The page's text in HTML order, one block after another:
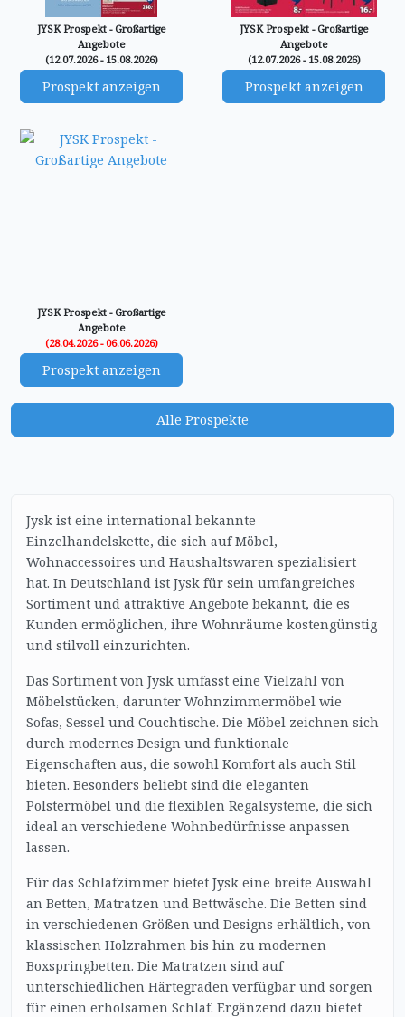
JYSK Prospekt - Großartige
Angebote
(12.07.2026 - 15.08.2026)
Prospekt anzeigen
JYSK Prospekt - Großartige
Angebote
(12.07.2026 - 15.08.2026)
Prospekt anzeigen
JYSK Prospekt - Großartige
Angebote
(28.04.2026 - 06.06.2026)
Prospekt anzeigen
Alle Prospekte
Jysk ist eine international bekannte
Einzelhandelskette, die sich auf Möbel,
Wohnaccessoires und Haushaltswaren spezialisiert
hat. In Deutschland ist Jysk für sein umfangreiches
Sortiment und attraktive Angebote bekannt, die es
Kunden ermöglichen, ihre Wohnräume kostengünstig
und stilvoll einzurichten.
Das Sortiment von Jysk umfasst eine Vielzahl von
Möbelstücken, darunter Wohnzimmermöbel wie
Sofas, Sessel und Couchtische. Die Möbel zeichnen sich
durch modernes Design und funktionale
Eigenschaften aus, die sowohl Komfort als auch Stil
bieten. Besonders beliebt sind die eleganten
Polstermöbel und die flexiblen Regalsysteme, die sich
ideal an verschiedene Wohnbedürfnisse anpassen
lassen.
Für das Schlafzimmer bietet Jysk eine breite Auswahl
an Betten, Matratzen und Bettwäsche. Die Betten sind
in verschiedenen Größen und Designs erhältlich, von
klassischen Holzrahmen bis hin zu modernen
Boxspringbetten. Die Matratzen sind auf
unterschiedlichen Härtegraden verfügbar und sorgen
für einen erholsamen Schlaf. Ergänzend dazu bietet